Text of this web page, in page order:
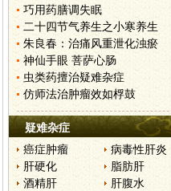
巧用药膳调失眠
二十四节气养生之小寒养生
朱良春：治痛风重泄化浊瘀
神仙手眼 菩萨心肠
虫类药擅治疑难杂症
仿师法治肿瘤效如桴鼓
疑难杂症
癌症肿瘤
病毒性肝炎
肝硬化
脂肪肝
酒精肝
肝腹水